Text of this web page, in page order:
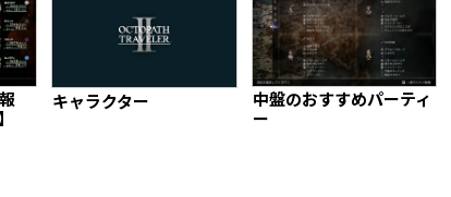
キャラクター
中盤のおすすめパーティ
ー